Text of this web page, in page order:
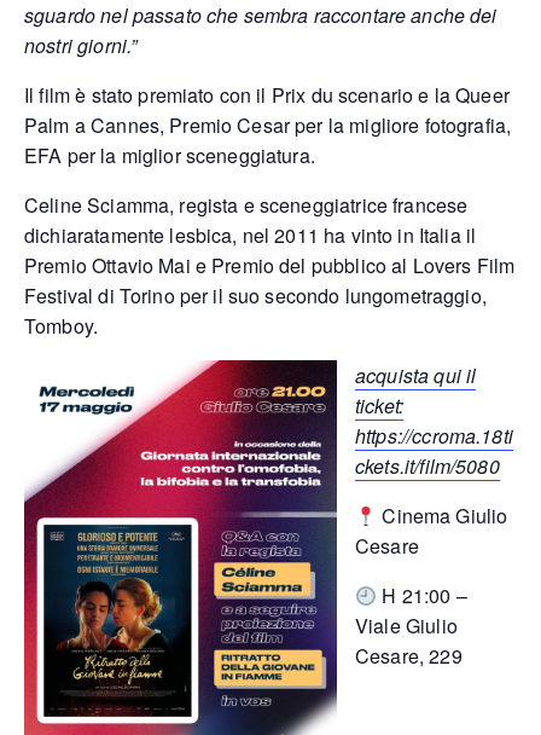
sguardo nel passato che sembra raccontare anche dei
nostri giorni.”
Il film è stato premiato con il Prix du scenario e la Queer
Palm a Cannes, Premio Cesar per la migliore fotografia,
EFA per la miglior sceneggiatura.
Celine Sciamma, regista e sceneggiatrice francese
dichiaratamente lesbica, nel 2011 ha vinto in Italia il
Premio Ottavio Mai e Premio del pubblico al Lovers Film
Festival di Torino per il suo secondo lungometraggio,
Tomboy.
acquista qui il
ticket:
https://ccroma.18ti
ckets.it/film/5080
Cinema Giulio
Cesare
H 21:00 –
Viale Giulio
Cesare, 229